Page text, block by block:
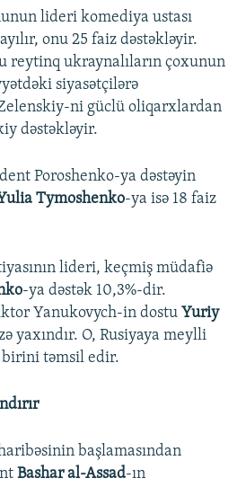
lideri komediya ustası
onu 25 faiz dəstəkləyir.
reytinq ukraynalıların çoxunun
siyasətçilərə
Zelenskiy-ni güclü oliqarxlardan
dəstəkləyir.
Poroshenko-ya dəstəyin
Tymoshenko-ya isə 18 faiz
lideri, keçmiş müdafiə
-ya dəstək 10,3%-dir.
Yanukovych-in dostu Yuriy
yaxındır. O, Rusiyaya meylli
birini təmsil edir.
başlamasından
Bashar al-Assad-ın